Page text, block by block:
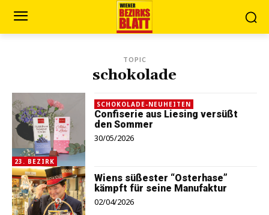
TOPIC
schokolade
23. BEZIRK
SCHOKOLADE-NEUHEITEN
Confiserie aus Liesing versüßt
den Sommer
30/05/2026
Wiens süßester “Osterhase”
kämpft für seine Manufaktur
02/04/2026